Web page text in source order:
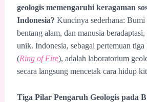
geologis memengaruhi keragaman
Indonesia? Kuncinya sederhana: Bumi
bentang alam, dan manusia
unik. Indonesia, sebagai pertemuan
(Ring of Fire), adalah laboratorium
secara langsung mencetak cara hidup
Tiga Pilar Pengaruh Geologis pada